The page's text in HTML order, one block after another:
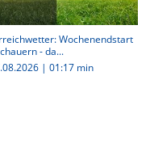
Wochenendstart
- da...
| 01:17 min